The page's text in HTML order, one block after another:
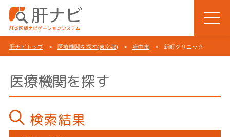
肝ナビトップ> 医療機関を探す(東京都) > 府中市 > 新町クリニック
医療機関を探す
検索結果